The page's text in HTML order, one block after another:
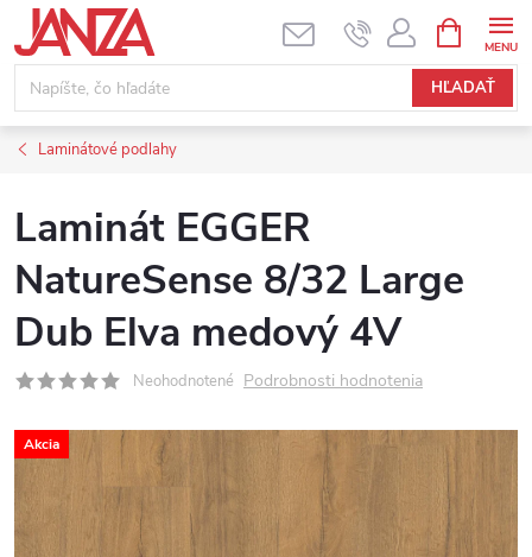
Prejsť na obsah
HĽADAŤ
Laminátové podlahy
Laminát EGGER
NatureSense 8/32 Large
Dub Elva medový 4V
Neohodnotené Podrobnosti hodnotenia
Akcia